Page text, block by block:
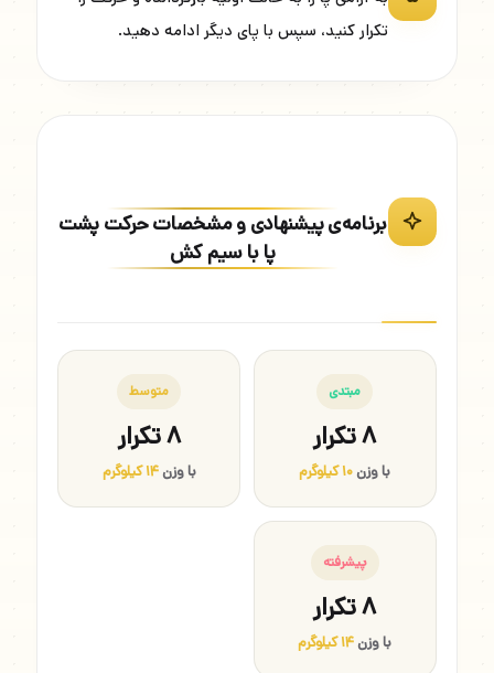
تکرار کنید، سپس با پای دیگر ادامه دهید.
برنامه‌ی پیشنهادی و مشخصات حرکت پشت
پا با سیم کش
مبتدی
۸ تکرار
با وزن۱۰ کیلوگرم
متوسط
۸ تکرار
با وزن۱۴ کیلوگرم
پیشرفته
۸ تکرار
با وزن۱۴ کیلوگرم